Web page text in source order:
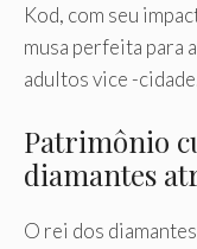
Kod, com seu
musa perfeita para
adultos vice -
Patrimônio
diamantes
O rei dos